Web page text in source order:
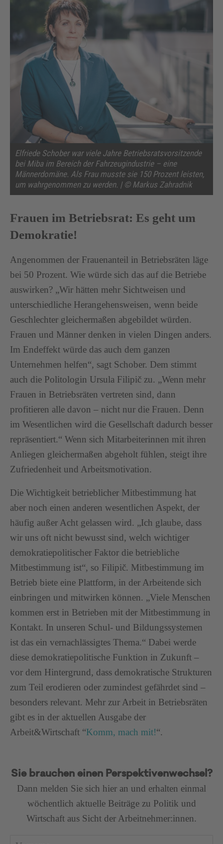
Elfriede Schober war viele Jahre Betriebsratsvorsitzende
bei Miba im Bereich der Fahrzeugindustrie – eine
Männerdomäne. Als Frau musste sie 150 Prozent leisten,
um wahrgenommen zu werden. | © Markus Zahradnik
Frauen im Betriebsrat: Es geht um
Demokratie!
Angenommen der Frauenanteil in Betriebsräten läge
bei 50 Prozent. Wie würde sich das auf die Betriebe
auswirken? „Wir hätten mehr Sichtweisen und
unterschiedliche Herangehensweisen, wenn beide
Geschlechter gleichermaßen abgebildet würden.
Frauen und Männer denken in vielen Dingen anders.
Im Endeffekt würde das auch dem ganzen
Unternehmen helfen“, sagt Schober. Dem stimmt
auch die Politologin Ursula Filipič zu. „Wenn mehr
Frauen in Betriebsräten vertreten sind, dann
profitieren alle davon – nicht nur die Frauen. Denn
im Wesentlichen wird die Gesellschaft dadurch besser
repräsentiert.“ Wenn sich Mitarbeiterinnen mit ihren
Anliegen gleichermaßen abgeholt fühlen, steigt ihre
Zufriedenheit und Arbeitsmotivation.
Die Wichtigkeit betrieblicher Mitbestimmung hat
aber noch einen anderen wesentlichen Aspekt, der
häufig außer Acht gelassen wird. „Ich glaube, dass
wir uns oft nicht bewusst sind, welch wichtiger
demokratiepolitischer Faktor die betriebliche
Mitbestimmung ist“, so Filipič. Mitbestimmung im
Betrieb biete eine Plattform, in der Arbeitende sich
einbringen und mitwirken können. „Viele Menschen
kommen erst in Betrieben mit der Mitbestimmung in
Kontakt. In unseren Schul- und Bildungssystemen
ist das ein vernachlässigtes Thema.“ Dabei werde
diese demokratiepolitische Funktion in Zukunft –
vor dem Hintergrund, dass demokratische Strukturen
zum Teil erodieren oder zumindest gefährdet sind –
besonders relevant. Mehr zur Arbeit in Betriebsräten
gibt es in der aktuellen Ausgabe der
Arbeit&Wirtschaft “Komm, mach mit!“.
Sie brauchen einen Perspektivenwechsel?
Dann melden Sie sich hier an und erhalten einmal
wöchentlich aktuelle Beiträge zu Politik und
Wirtschaft aus Sicht der Arbeitnehmer:innen.